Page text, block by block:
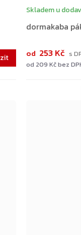
dormakaba
Skladem u
od 209 Kč bez
od 253 Kč